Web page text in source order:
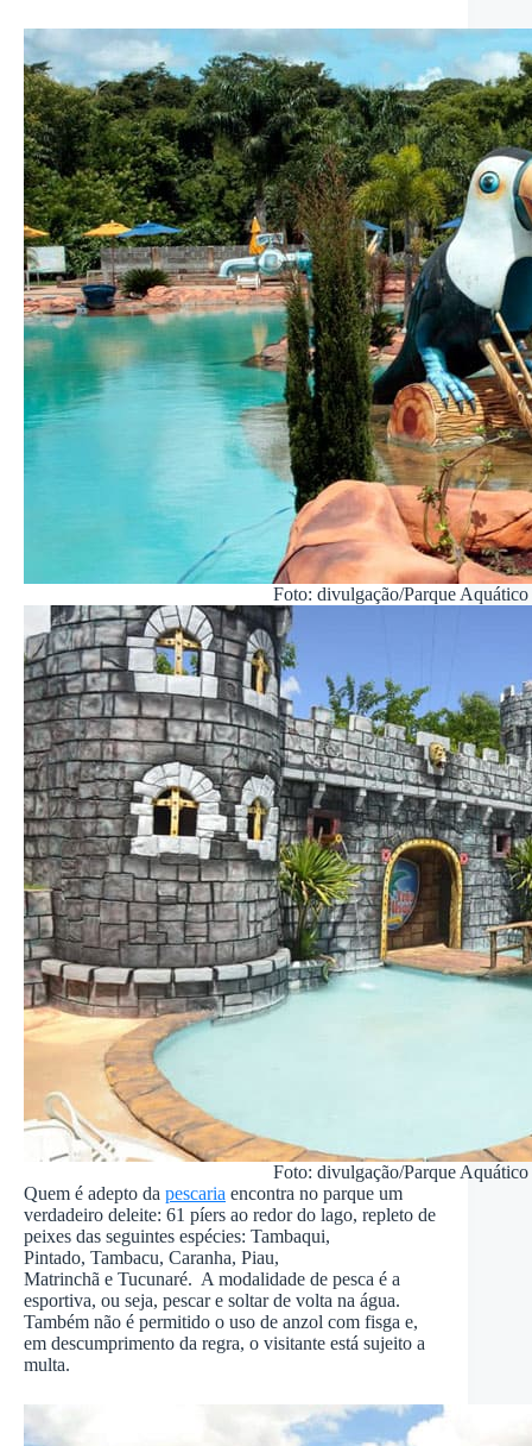
Foto: divulgação/Parque Aquático
Foto: divulgação/Parque Aquático
Quem é adepto da pescaria encontra no parque um
verdadeiro deleite: 61 píers ao redor do lago, repleto de
peixes das seguintes espécies: Tambaqui,
Pintado, Tambacu, Caranha, Piau,
Matrinchã e Tucunaré. A modalidade de pesca é a
esportiva, ou seja, pescar e soltar de volta na água.
Também não é permitido o uso de anzol com fisga e,
em descumprimento da regra, o visitante está sujeito a
multa.